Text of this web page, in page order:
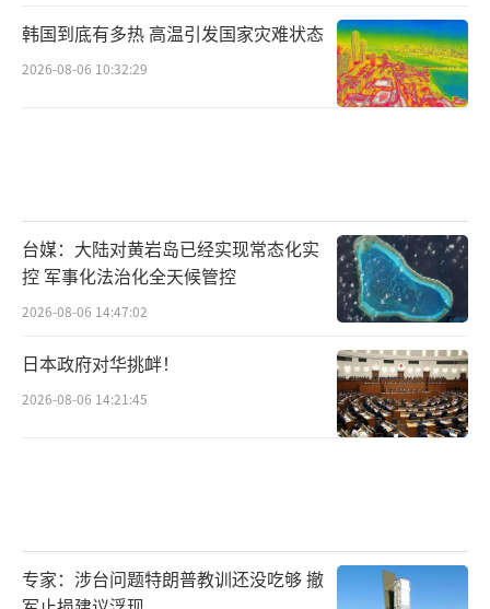
韩国到底有多热 高温引发国家灾难状态
2026-08-06 10:32:29
台媒：大陆对黄岩岛已经实现常态化实
控 军事化法治化全天候管控
2026-08-06 14:47:02
日本政府对华挑衅！
2026-08-06 14:21:45
专家：涉台问题特朗普教训还没吃够 撤